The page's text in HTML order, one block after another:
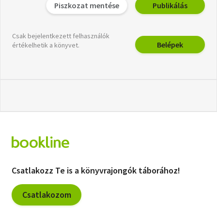
Piszkozat mentése Publikálás
Csak bejelentkezett felhasználók
értékelhetik a könyvet.
Belépek
Csatlakozz Te is a könyvrajongók táborához!
Csatlakozom